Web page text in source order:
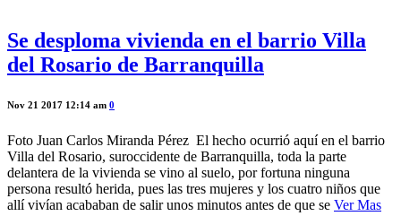
Se desploma vivienda en el barrio Villa
del Rosario de Barranquilla
Nov 21 2017 12:14 am 0
Foto Juan Carlos Miranda Pérez El hecho ocurrió aquí en el barrio
Villa del Rosario, suroccidente de Barranquilla, toda la parte
delantera de la vivienda se vino al suelo, por fortuna ninguna
persona resultó herida, pues las tres mujeres y los cuatro niños que
allí vivían acababan de salir unos minutos antes de que se Ver Mas